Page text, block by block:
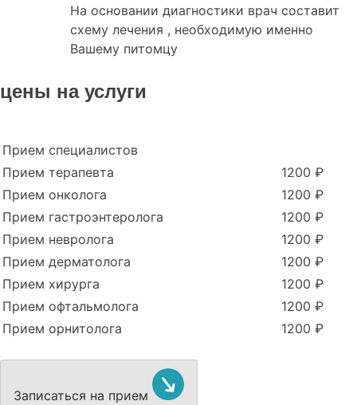
На основании диагностики врач составит
схему лечения , необходимую именно
Вашему питомцу
цены на услуги
Прием специалистов
Прием терапевта
1200 ₽
Прием онколога
1200 ₽
Прием гастроэнтеролога
1200 ₽
Прием невролога
1200 ₽
Прием дерматолога
1200 ₽
Прием хирурга
1200 ₽
Прием офтальмолога
1200 ₽
Прием орнитолога
1200 ₽
Записаться на прием